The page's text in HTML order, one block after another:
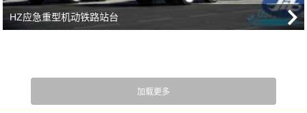
HZ应急重型机动铁路站台